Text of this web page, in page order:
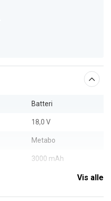
Batteri
18,0 V
Metabo
3000 mAh
Vis alle